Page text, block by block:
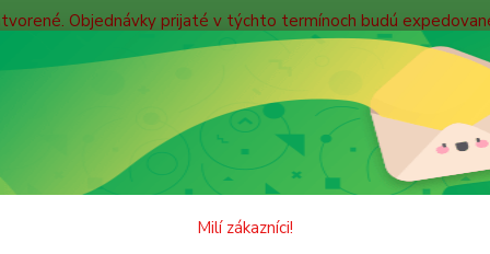
Objednávky prijaté v týchto termínoch budú
údajov Doprava
Hľadať +421
Po. -
Rysovanie Pravítka Pravítko 16cm
Milí zákazníci!